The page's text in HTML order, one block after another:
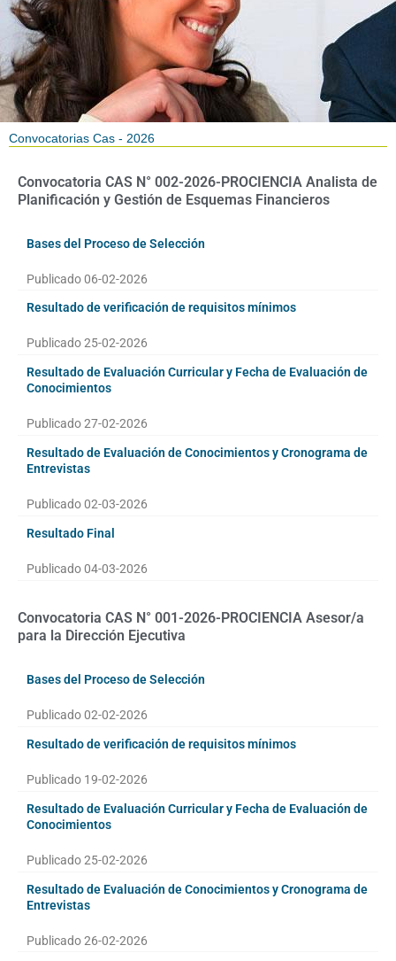
Convocatorias Cas - 2026
Convocatoria CAS N° 002-2026-PROCIENCIA Analista de
Planificación y Gestión de Esquemas Financieros
Bases del Proceso de Selección
Publicado 06-02-2026
Resultado de verificación de requisitos mínimos
Publicado 25-02-2026
Resultado de Evaluación Curricular y Fecha de Evaluación de
Conocimientos
Publicado 27-02-2026
Resultado de Evaluación de Conocimientos y Cronograma de
Entrevistas
Publicado 02-03-2026
Resultado Final
Publicado 04-03-2026
Convocatoria CAS N° 001-2026-PROCIENCIA Asesor/a
para la Dirección Ejecutiva
Bases del Proceso de Selección
Publicado 02-02-2026
Resultado de verificación de requisitos mínimos
Publicado 19-02-2026
Resultado de Evaluación Curricular y Fecha de Evaluación de
Conocimientos
Publicado 25-02-2026
Resultado de Evaluación de Conocimientos y Cronograma de
Entrevistas
Publicado 26-02-2026